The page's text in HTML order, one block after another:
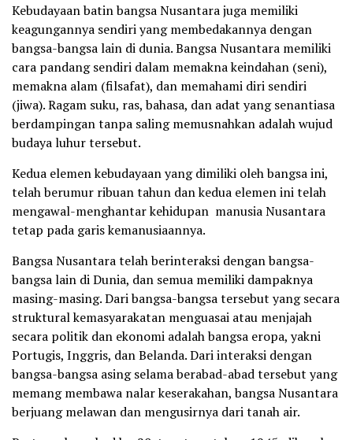
Kebudayaan batin bangsa Nusantara juga memiliki
keagungannya sendiri yang membedakannya dengan
bangsa-bangsa lain di dunia. Bangsa Nusantara memiliki
cara pandang sendiri dalam memakna keindahan (seni),
memakna alam (filsafat), dan memahami diri sendiri
(jiwa). Ragam suku, ras, bahasa, dan adat yang senantiasa
berdampingan tanpa saling memusnahkan adalah wujud
budaya luhur tersebut.
Kedua elemen kebudayaan yang dimiliki oleh bangsa ini,
telah berumur ribuan tahun dan kedua elemen ini telah
mengawal-menghantar kehidupan manusia Nusantara
tetap pada garis kemanusiaannya.
Bangsa Nusantara telah berinteraksi dengan bangsa-
bangsa lain di Dunia, dan semua memiliki dampaknya
masing-masing. Dari bangsa-bangsa tersebut yang secara
struktural kemasyarakatan menguasai atau menjajah
secara politik dan ekonomi adalah bangsa eropa, yakni
Portugis, Inggris, dan Belanda. Dari interaksi dengan
bangsa-bangsa asing selama berabad-abad tersebut yang
memang membawa nalar keserakahan, bangsa Nusantara
berjuang melawan dan mengusirnya dari tanah air.